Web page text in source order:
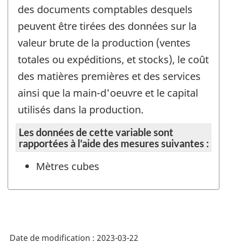
des documents comptables desquels
peuvent être tirées des données sur la
valeur brute de la production (ventes
totales ou expéditions, et stocks), le coût
des matières premières et des services
ainsi que la main-d'oeuvre et le capital
utilisés dans la production.
Les données de cette variable sont
rapportées à l'aide des mesures suivantes :
Mètres cubes
Date de modification : 2023-03-22